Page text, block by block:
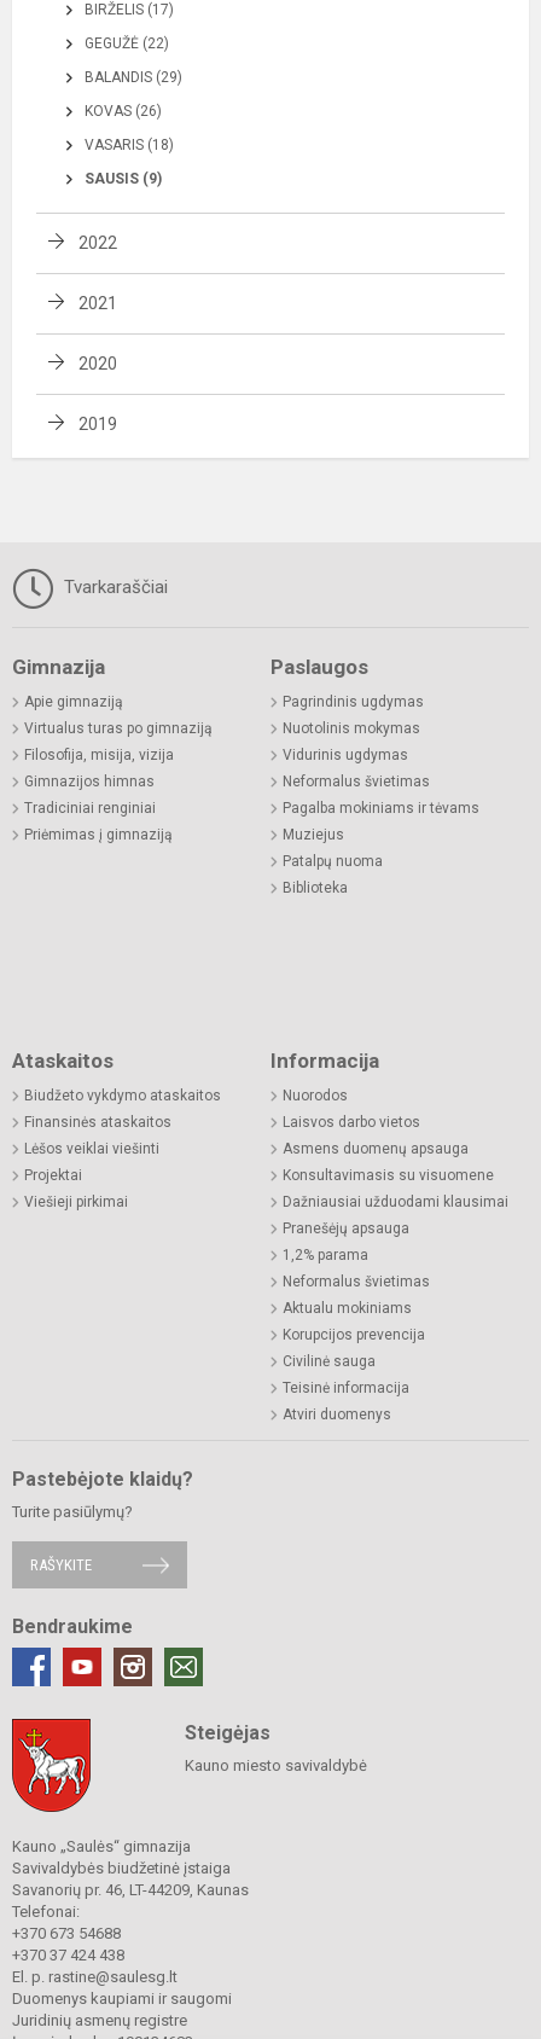
BIRŽELIS (17)
GEGUŽĖ (22)
BALANDIS (29)
KOVAS (26)
VASARIS (18)
SAUSIS (9)
2022
2021
2020
2019
Tvarkaraščiai
Gimnazija
Apie gimnaziją
Virtualus turas po gimnaziją
Filosofija, misija, vizija
Gimnazijos himnas
Tradiciniai renginiai
Priėmimas į gimnaziją
Paslaugos
Pagrindinis ugdymas
Nuotolinis mokymas
Vidurinis ugdymas
Neformalus švietimas
Pagalba mokiniams ir tėvams
Muziejus
Patalpų nuoma
Biblioteka
Ataskaitos
Biudžeto vykdymo ataskaitos
Finansinės ataskaitos
Lėšos veiklai viešinti
Projektai
Viešieji pirkimai
Informacija
Nuorodos
Laisvos darbo vietos
Asmens duomenų apsauga
Konsultavimasis su visuomene
Dažniausiai užduodami klausimai
Pranešėjų apsauga
1,2% parama
Neformalus švietimas
Aktualu mokiniams
Korupcijos prevencija
Civilinė sauga
Teisinė informacija
Atviri duomenys
Pastebėjote klaidų?
Turite pasiūlymų?
RAŠYKITE
Bendraukime
Steigėjas
Kauno miesto savivaldybė
Kauno „Saulės“ gimnazija
Savivaldybės biudžetinė įstaiga
Savanorių pr. 46, LT-44209, Kaunas
Telefonai:
+370 673 54688
+370 37 424 438
El. p. rastine@saulesg.lt
Duomenys kaupiami ir saugomi
Juridinių asmenų registre